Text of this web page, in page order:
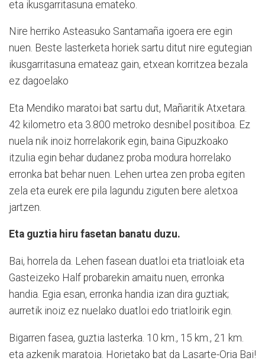
eta ikusgarritasuna emateko.
Nire herriko Asteasuko Santamaña igoera ere egin
nuen. Beste lasterketa horiek sartu ditut nire egutegian
ikusgarritasuna emateaz gain, etxean korritzea bezala
ez dagoelako
Eta Mendiko maratoi bat sartu dut, Mañaritik Atxetara.
42 kilometro eta 3.800 metroko desnibel positiboa. Ez
nuela nik inoiz horrelakorik egin, baina Gipuzkoako
itzulia egin behar dudanez proba modura horrelako
erronka bat behar nuen. Lehen urtea zen proba egiten
zela eta eurek ere pila lagundu ziguten bere aletxoa
jartzen.
Eta guztia hiru fasetan banatu duzu.
Bai, horrela da. Lehen fasean duatloi eta triatloiak eta
Gasteizeko Half probarekin amaitu nuen, erronka
handia. Egia esan, erronka handia izan dira guztiak;
aurretik inoiz ez nuelako duatloi edo triatloirik egin.
Bigarren fasea, guztia lasterka. 10 km., 15 km., 21 km.
eta azkenik maratoia. Horietako bat da Lasarte-Oria Bai!